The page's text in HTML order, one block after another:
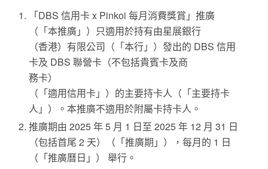
「DBS 信用卡 x Pinkoi 每月消費獎賞」推廣
（「本推廣」）只適用於持有由星展銀行
（香港）有限公司（「本行」）發出的 DBS 信用
卡及 DBS 聯營卡（不包括貴賓卡及商
務卡）
（「適用信用卡」）的主要持卡人（「主要持卡
人」）。本推廣不適用於附屬卡持卡人。
推廣期由 2025 年 5 月 1 日至 2025 年 12 月 31 日
（包括首尾 2 天）（「推廣期」），每月的 1 日
（「推廣曆日」） 舉行。